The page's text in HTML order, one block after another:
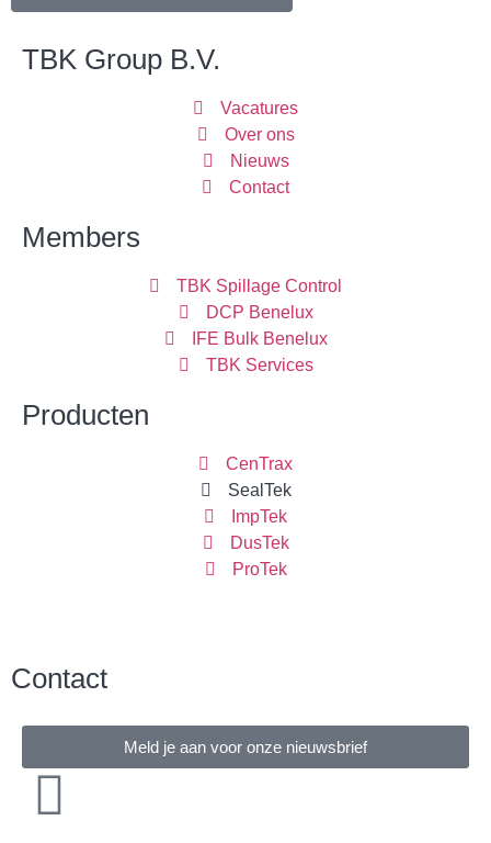
TBK Group B.V.
Vacatures
Over ons
Nieuws
Contact
Members
TBK Spillage Control
DCP Benelux
IFE Bulk Benelux
TBK Services
Producten
CenTrax
SealTek
ImpTek
DusTek
ProTek
Contact
Meld je aan voor onze nieuwsbrief